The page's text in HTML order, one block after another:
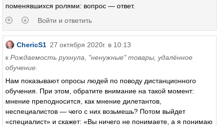
поменявшихся ролями: вопрос — ответ.
Войти и ответить
ChericS1 27 октября 2020г. в 10:13
к Рождаемость рухнула, "ненужные" товары, удалённое
обучение.
Нам показывают опросы людей по поводу дистанционного
обучения. При этом, обратите внимание на такой момент:
мнение преподносится, как мнение дилетантов,
неспециалистов — чего с них возьмешь? Потом выйдет
«специалист» и скажет: «Вы ничего не понимаете, а я понимаю